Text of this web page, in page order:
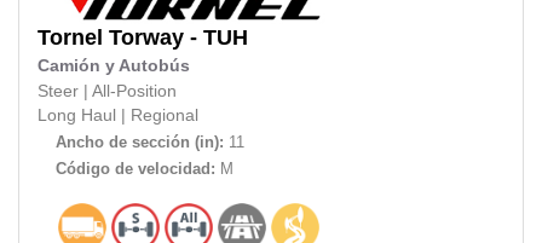
Tornel Torway - TUH
Camión y Autobús
Steer
All-Position
Long Haul
Regional
Ancho de sección (in): 11
Código de velocidad: M